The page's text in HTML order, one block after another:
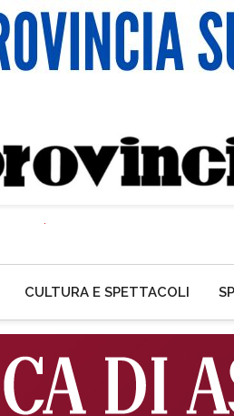
CULTURA E SPETTACOLI